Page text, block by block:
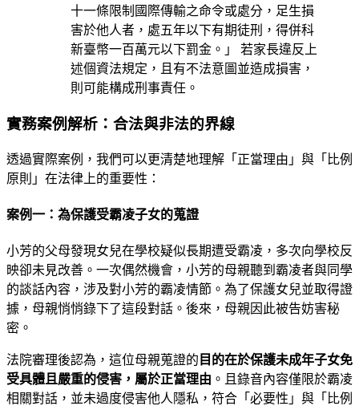
十一條限制國際傳輸之命令或處分，足生損
害於他人者，處五年以下有期徒刑，得併科
新臺幣一百萬元以下罰金。」 若家長違反上
述個資法規定，且有不法意圖並造成損害，
則可能構成刑事責任。
實務案例解析：合法與非法的界線
透過實際案例，我們可以更清楚地理解「正當理由」與「比例
原則」在法律上的重要性：
案例一：為保護受霸凌子女的蒐證
小芳的父母發現女兒在學校疑似長期遭受霸凌，多次向學校反
映卻未見改善。一次偶然機會，小芳的母親聽到霸凌者與同學
的談話內容，涉及對小芳的霸凌情節。為了保護女兒並取得證
據，母親悄悄錄下了這段對話。後來，母親因此被告妨害秘
密。
法院審理後認為，這位母親蒐證的 目的在於保護未成年子女免
受具體且嚴重的侵害，屬於正當理由 。且錄音內容僅限於霸凌
相關對話，並未過度侵害他人隱私，符合「必要性」與「比例